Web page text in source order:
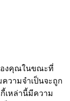
องคุณในขณะที่
วามจำเป็นจะถูก
เหล่านี้มีความ